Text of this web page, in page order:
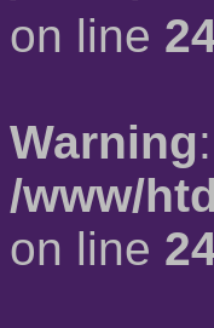
on line
Warning
/www/
on line